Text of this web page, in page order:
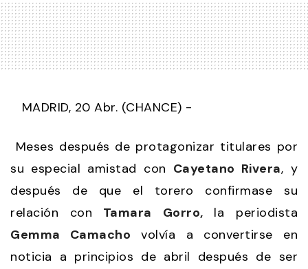
MADRID, 20 Abr. (CHANCE) -
Meses después de protagonizar titulares por
su especial amistad con Cayetano Rivera, y
después de que el torero confirmase su
relación con Tamara Gorro, la periodista
Gemma Camacho volvía a convertirse en
noticia a principios de abril después de ser